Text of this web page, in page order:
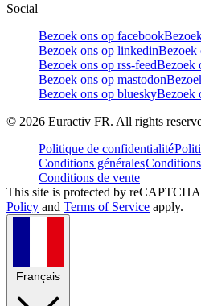
Social
Bezoek ons op facebook
Bezoek ons op linkedinBezoek
Bezoek ons op rss-feedBezoek
Bezoek ons op mastodon
Bezoek ons op blueskyBezoek
© 2026 Euractiv FR. All rights
Politique de confidentialité
Conditions générales
Conditions de vente
This site is protected by
Policy and Terms of Service apply.
Français